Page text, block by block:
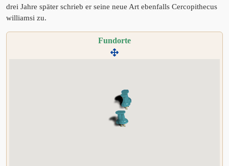
drei Jahre später schrieb er seine neue Art ebenfalls Cercopithecus
williamsi zu.
Fundorte